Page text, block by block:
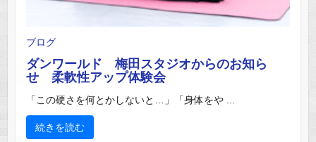
ブログ
ダンワールド 梅田スタジオからのお知ら
せ 柔軟性アップ体験会
「この硬さを何とかしないと…」「身体をや ...
続きを読む